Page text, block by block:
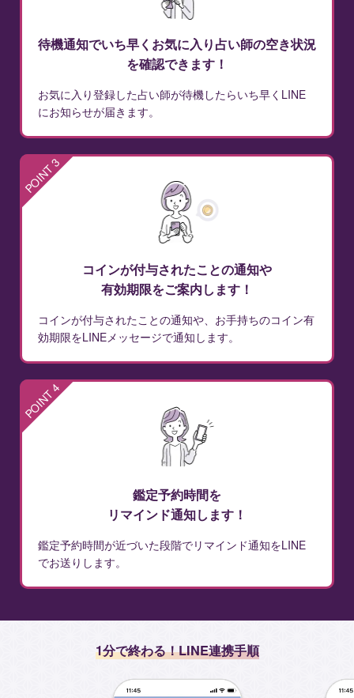
待機通知でいち早くお気に入り占い師の空き状況
を確認できます！
お気に入り登録した占い師が待機したらいち早くLINE
にお知らせが届きます。
POINT 3
コインが付与されたことの通知や
有効期限をご案内します！
コインが付与されたことの通知や、お手持ちのコイン有
効期限をLINEメッセージで通知します。
POINT 4
鑑定予約時間を
リマインド通知します！
鑑定予約時間が近づいた段階でリマインド通知をLINE
でお送りします。
1分で終わる！LINE連携手順